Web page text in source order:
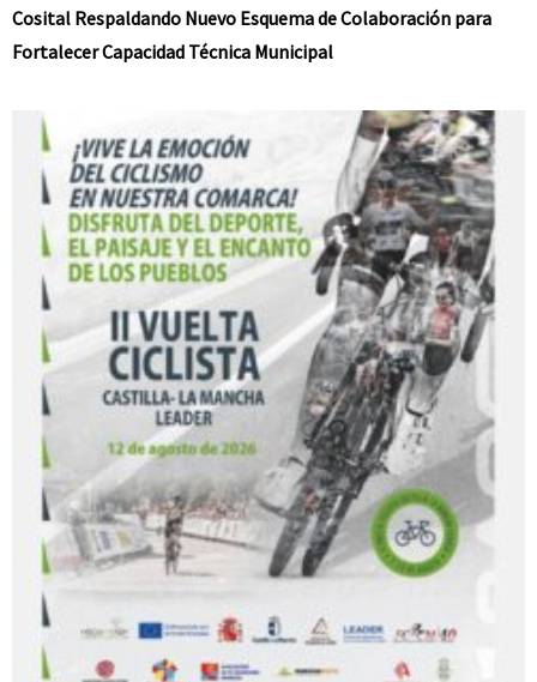
Cosital Respaldando Nuevo Esquema de Colaboración para
Fortalecer Capacidad Técnica Municipal